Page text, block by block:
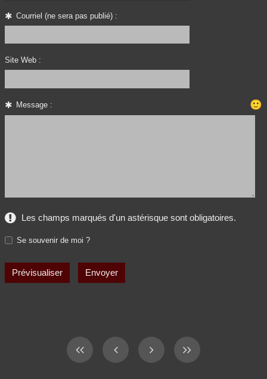
Courriel (ne sera pas publié) :
Site Web :
Message : 🙂
Les champs marqués d'un astérisque sont obligatoires.
Se souvenir de moi ?